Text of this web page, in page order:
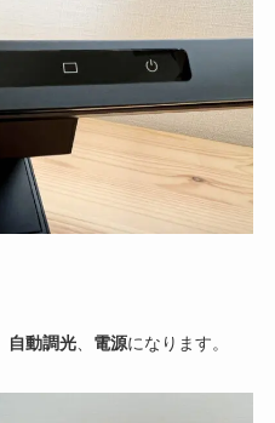
自動調光、 電源になります。